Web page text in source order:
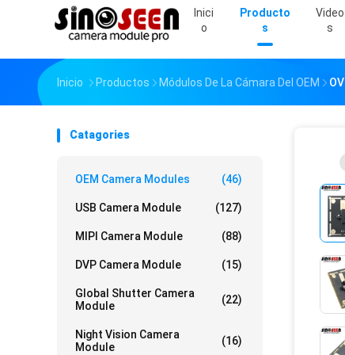
Inici
O
Producto
S
Video
S
Inicio Productos Módulos De La Cámara Del OEM
Catagories
OEM Camera Modules (46)
USB Camera Module (127)
MIPI Camera Module (88)
DVP Camera Module (15)
Global Shutter Camera
Module
(22)
Night Vision Camera
Module
(16)